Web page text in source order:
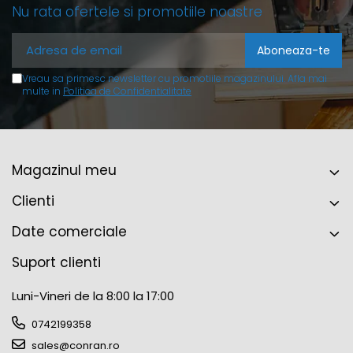
Nu rata ofertele si promotiile noastre
Vreau sa primesc newsletter cu promotiile magazinului. Afla mai
multe in Politica de Confidentialitate
Magazinul meu
Clienti
Date comerciale
Suport clienti
Luni-Vineri de la 8:00 la 17:00
0742199358
sales@conran.ro